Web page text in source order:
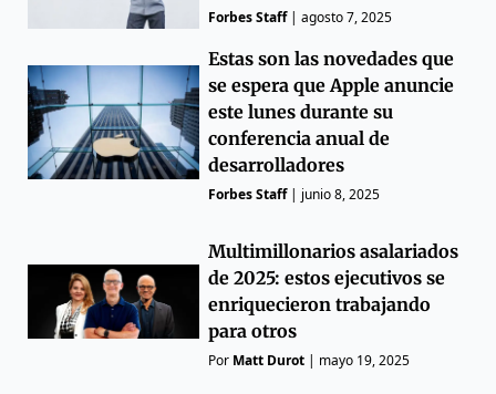
Forbes Staff|agosto 7, 2025
Estas son las novedades que
se espera que Apple anuncie
este lunes durante su
conferencia anual de
desarrolladores
Forbes Staff| junio 8, 2025
Multimillonarios asalariados
de 2025: estos ejecutivos se
enriquecieron trabajando
para otros
Por Matt Durot | mayo 19, 2025